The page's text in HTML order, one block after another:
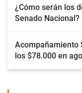
¿Cómo serán los
Senado Nacional?
Acompañamiento
los $78.000 en